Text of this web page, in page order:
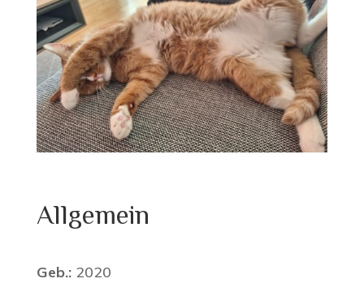
Allgemein
Geb.: 2020